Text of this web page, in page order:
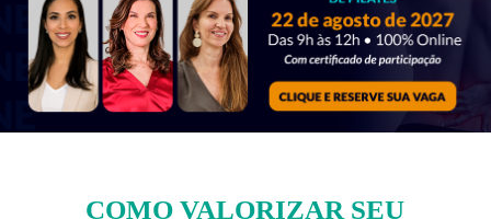
COMO VALORIZAR SEU